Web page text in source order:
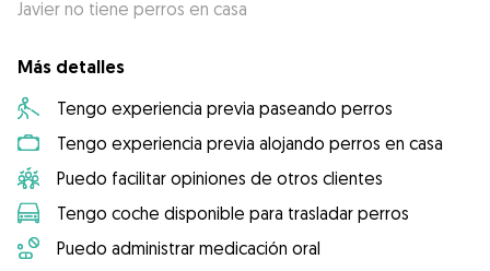
Javier no tiene perros en casa
Más detalles
Tengo experiencia previa paseando perros
Tengo experiencia previa alojando perros en casa
Puedo facilitar opiniones de otros clientes
Tengo coche disponible para trasladar perros
Puedo administrar medicación oral